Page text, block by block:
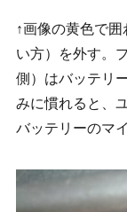
↑画像の黄色で
い方）を外す。
側）はバッテリ
みに慣れると、
バッテリーのマ